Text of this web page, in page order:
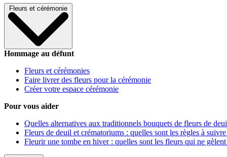
Fleurs et cérémonie
Hommage au défunt
Fleurs et cérémonies
Faire livrer des fleurs pour la cérémonie
Créer votre espace cérémonie
Pour vous aider
Quelles alternatives aux traditionnels bouquets de fleurs de
Fleurs de deuil et crématoriums : quelles sont les règles à
Fleurir une tombe en hiver : quelles sont les fleurs qui ne gèlent